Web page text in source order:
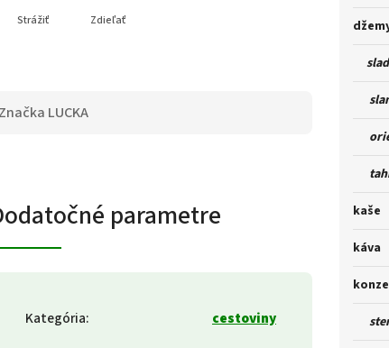
kaše
káva
Strážiť Zdieľať
Značka LUCKA
parametre
Kategória: cestoviny